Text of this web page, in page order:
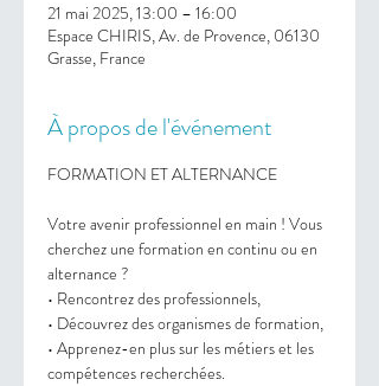
21 mai 2025, 13:00 – 16:00
Espace CHIRIS, Av. de Provence, 06130
Grasse, France
À propos de l'événement
FORMATION ET ALTERNANCE
Votre avenir professionnel en main ! Vous
cherchez une formation en continu ou en
alternance ?
• Rencontrez des professionnels,
• Découvrez des organismes de formation,
• Apprenez-en plus sur les métiers et les
compétences recherchées.